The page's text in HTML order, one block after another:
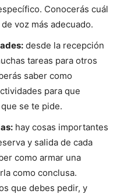
Conocerás cuál
voz más adecuado.
desde la recepción
tareas para otros
saber como
para que
se te pide.
hay cosas importantes
y salida de cada
como armar una
como conclusa.
que debes pedir, y